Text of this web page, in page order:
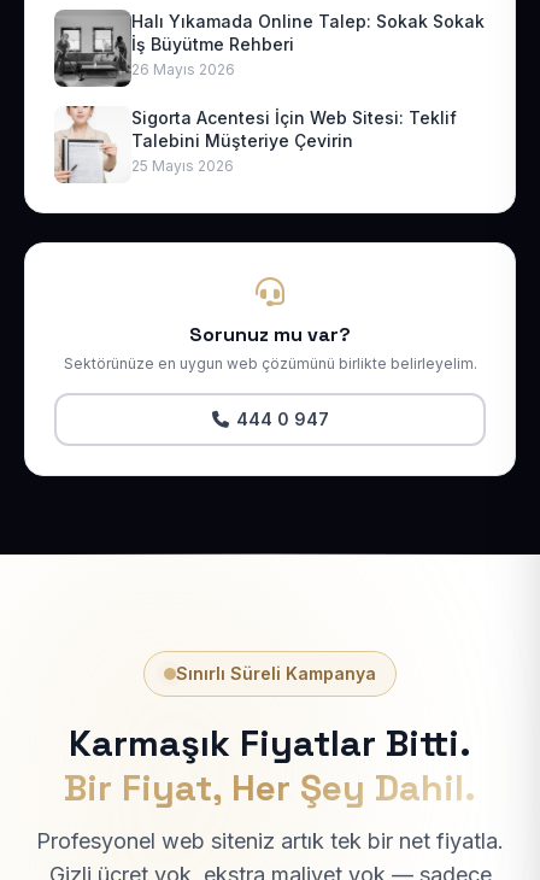
Halı Yıkamada Online Talep: Sokak Sokak
İş Büyütme Rehberi
26 Mayıs 2026
Sigorta Acentesi İçin Web Sitesi: Teklif
Talebini Müşteriye Çevirin
25 Mayıs 2026
Sorunuz mu var?
Sektörünüze en uygun web çözümünü birlikte belirleyelim.
444 0 947
Sınırlı Süreli Kampanya
Karmaşık Fiyatlar Bitti.
Bir Fiyat, Her Şey Dahil.
Profesyonel web siteniz artık tek bir net fiyatla.
Gizli ücret yok, ekstra maliyet yok — sadece